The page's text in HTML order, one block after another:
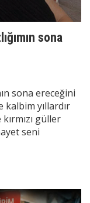
sona
sona ereceğini
kalbim yıllardır
güller
seni